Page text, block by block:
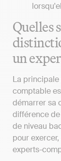
Quelles
un
La
comptable
démarrer sa
différence
de niveau
pour
experts-